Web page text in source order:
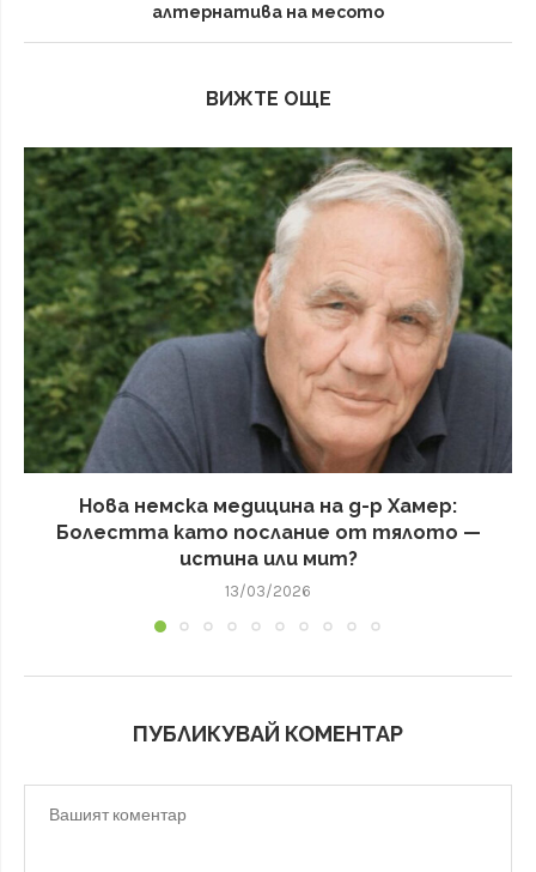
алтернатива на месото
ВИЖТЕ ОЩЕ
Нова немска медицина на д-р Хамер:
Болестта като послание от тялото —
истина или мит?
13/03/2026
ПУБЛИКУВАЙ КОМЕНТАР